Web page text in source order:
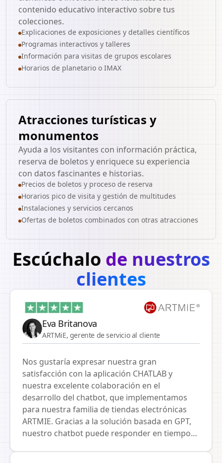
contenido educativo interactivo sobre tus
colecciones.
Explicaciones de exposiciones y detalles científicos
Programas interactivos y talleres
Información para visitas de grupos escolares
Horarios de planetario o IMAX
Atracciones turísticas y
monumentos
Ayuda a los visitantes con información práctica,
reserva de boletos y enriquece su experiencia
con datos fascinantes e historias.
Precios de boletos y proceso de reserva
Horarios pico de visita y gestión de multitudes
Instalaciones y servicios cercanos
Ofertas de boletos combinados con otras atracciones
Escúchalo de nuestros
clientes
Eva Britanova
ARTMiE, gerente de servicio al cliente
Nos gustaría expresar nuestra gran
satisfacción con la aplicación CHATLAB y
nuestra excelente colaboración en el
desarrollo del chatbot, que implementamos
para nuestra familia de tiendas electrónicas
ARTMIE. Gracias a la solución basada en GPT,
nuestro chatbot puede responder en tiempo